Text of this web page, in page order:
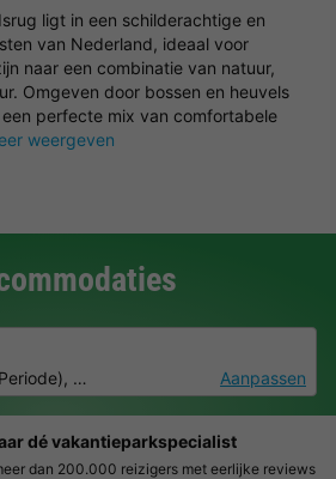
ligt in een schilderachtige en
van Nederland, ideaal voor
naar een combinatie van natuur,
Omgeven door bossen en heuvels
perfecte mix van comfortabele
weergeven
Periode), 2 personen, 0 huisdierAanpassen
en zonder stress
moeiteloos boeken en veilige betaalomgeving